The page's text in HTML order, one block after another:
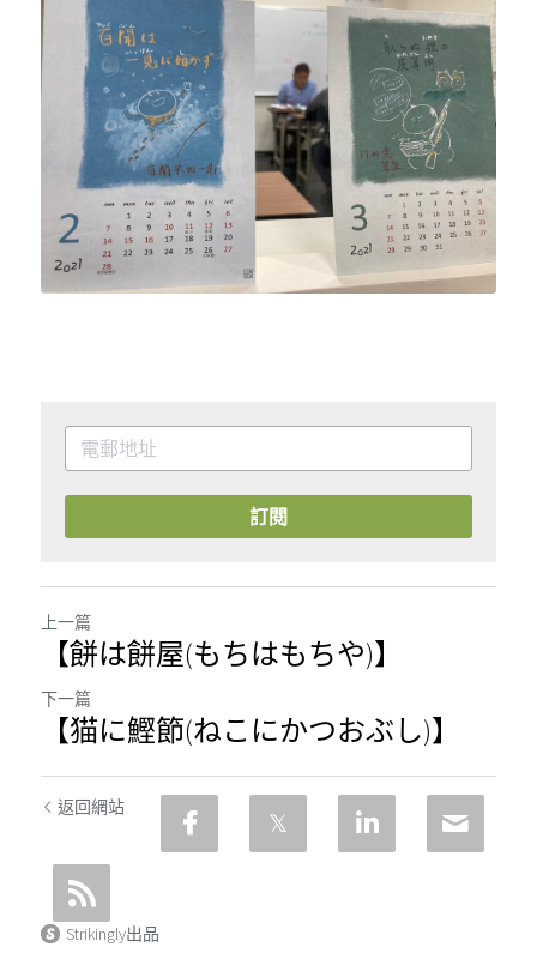
訂閱
上一篇
【餅は餅屋(もちはもちや)】
下一篇
【猫に鰹節(ねこにかつおぶし)】
返回網站
Strikingly出品